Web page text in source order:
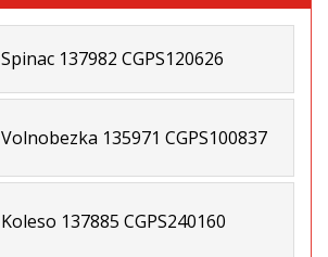
Spinac 137982 CGPS120626
Volnobezka 135971 CGPS100837
Koleso 137885 CGPS240160